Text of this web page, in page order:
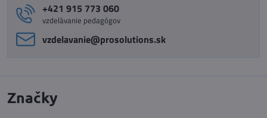
+421 915 773 060
vzdelávanie pedagógov
vzdelavanie​@prosolutions​.sk
Značky